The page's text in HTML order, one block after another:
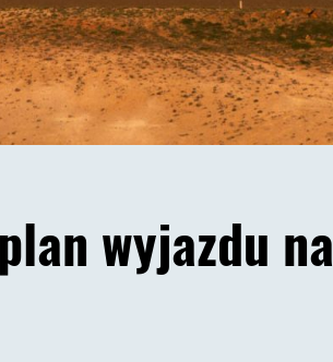
wyjazdu na